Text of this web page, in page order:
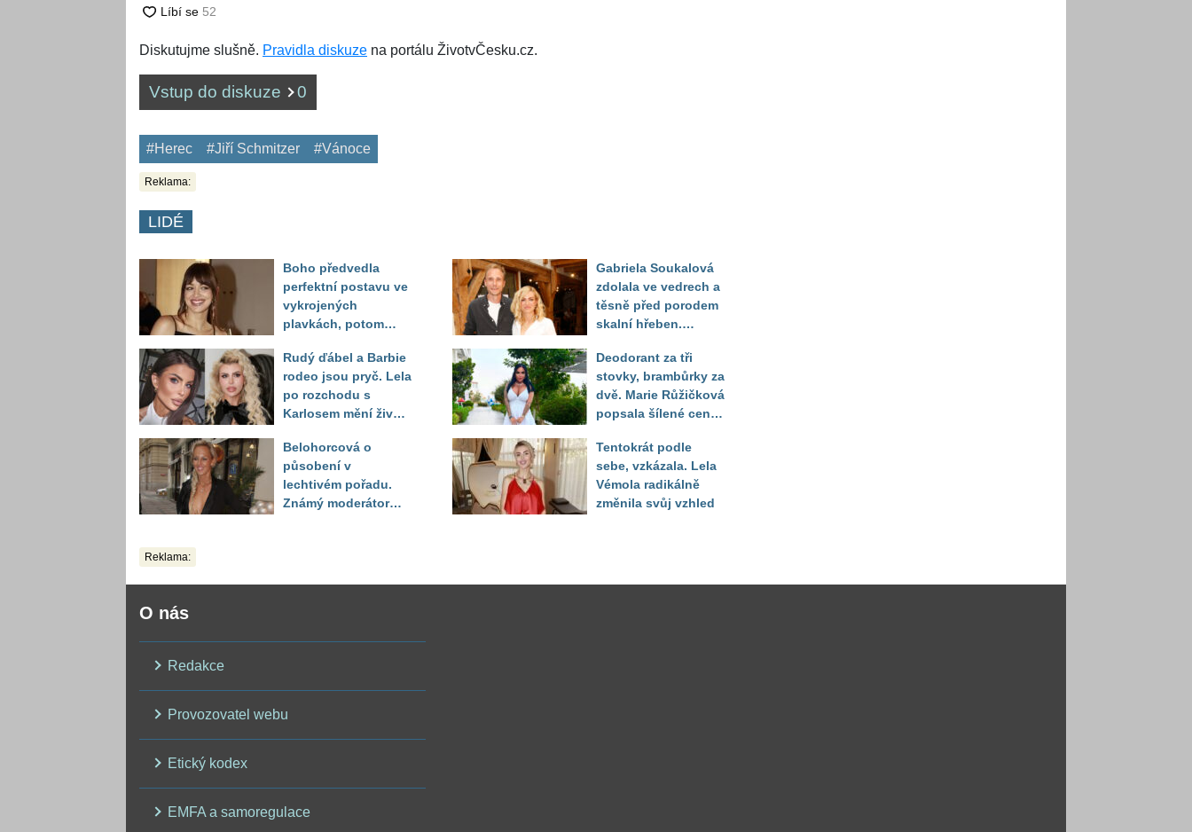
Diskutujme slušně. Pravidla diskuze na portálu ŽivotvČesku.cz.
Vstup do diskuze 0
#Herec #Jiří Schmitzer #Vánoce
Reklama:
LIDÉ
Boho předvedla
perfektní postavu ve
vykrojených
plavkách, potom
těla
Rudý ďábel a Barbie
rodeo jsou pryč. Lela
po rozchodu s
Karlosem mění život i
Sandeva
Belohorcová o
působení v
lechtivém pořadu.
Známý moderátor
Gabriela Soukalová
zdolala ve vedrech a
těsně před porodem
skalní hřeben.
snést "těhuli"
Deodorant za tři
stovky, brambůrky za
dvě. Marie Růžičková
popsala šílené ceny
Tentokrát podle
sebe, vzkázala. Lela
Vémola radikálně
změnila svůj vzhled
Reklama:
O nás
Redakce
Provozovatel webu
Etický kodex
EMFA a samoregulace